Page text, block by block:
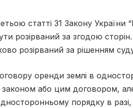
статті 31 Закону України
розірваний за згодою
розірваний за рішенням
оренди землі в
або цим договором,
порядку в